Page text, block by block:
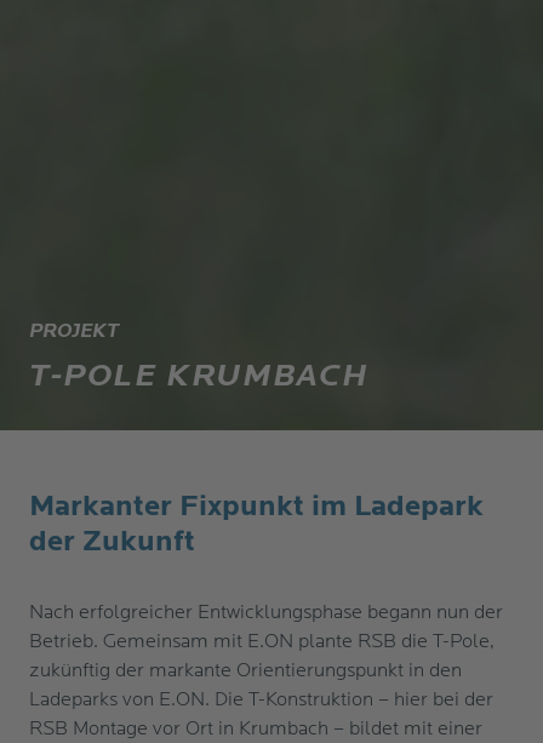
PROJEKT
T-POLE KRUMBACH
Markanter Fixpunkt im Ladepark
der Zukunft
Nach erfolgreicher Entwicklungsphase begann nun der
Betrieb. Gemeinsam mit E.ON plante RSB die T-Pole,
zukünftig der markante Orientierungspunkt in den
Ladeparks von E.ON. Die T-Konstruktion – hier bei der
RSB Montage vor Ort in Krumbach – bildet mit einer